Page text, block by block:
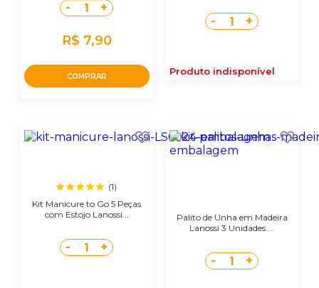
- 1 +
R$ 7,90
COMPRAR
- 1 +
Produto indisponível
(1)
Kit Manicure to Go 5 Peças
com Estojo Lanossi...
- 1 +
Palito de Unha em Madeira
Lanossi 3 Unidades....
- 1 +